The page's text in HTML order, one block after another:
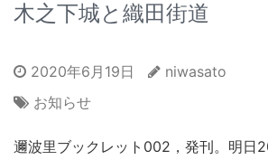
木之下城と織田街道
2020年6月19日
niwasato
お知らせ
邇波里ブックレット002，発刊。明日